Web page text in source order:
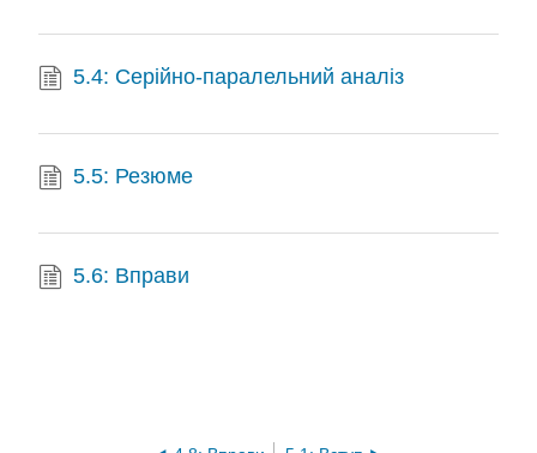
5.4: Серійно-паралельний аналіз
5.5: Резюме
5.6: Вправи